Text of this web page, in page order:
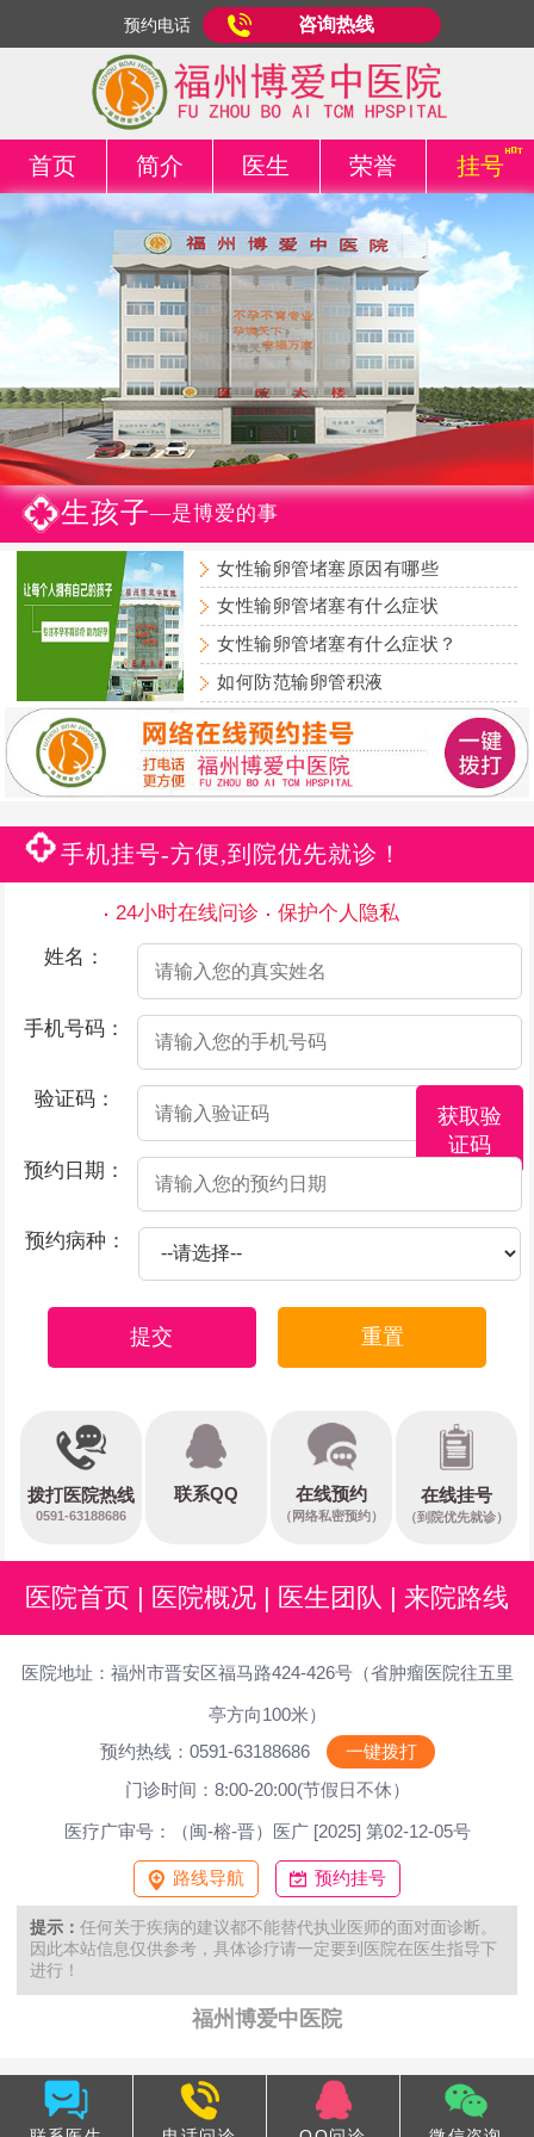
预约电话 咨询热线
首页 简介 医生 荣誉 挂号
生孩子—是博爱的事
女性输卵管堵塞原因有哪些
女性输卵管堵塞有什么症状
女性输卵管堵塞有什么症状？
如何防范输卵管积液
手机挂号-方便,到院优先就诊！
24小时在线问诊
保护个人隐私
姓名：
手机号码：
验证码：
获取验
证码
预约日期：
预约病种：
提交 重置
拨打医院热线
0591-63188686
联系QQ 在线预约
（网络私密预约）
在线挂号
（到院优先就诊）
医院首页 医院概况 医生团队 来院路线
医院地址：福州市晋安区福马路424-426号（省肿瘤医院往五里
亭方向100米）
预约热线：0591-63188686
一键拨打
门诊时间：8:00-20:00(节假日不休）
医疗广审号：（闽-榕-晋）医广 [2025] 第02-12-05号
路线导航 预约挂号
提示： 任何关于疾病的建议都不能替代执业医师的面对面诊断。
因此本站信息仅供参考，具体诊疗请一定要到医院在医生指导下
进行！
福州博爱中医院